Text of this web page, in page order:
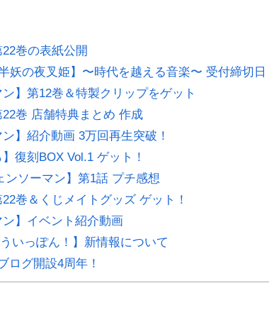
巻の表紙公開
の夜叉姫】〜時代を越える音楽〜 受付締切日
】第12巻＆特製クリップをゲット
巻 店舗特典まとめ 作成
】紹介動画 3万回再生突破！
復刻BOX Vol.1 ゲット！
ソーマン】第1話 プチ感想
巻＆くじメイトグッズ ゲット！
】イベント紹介動画
いっぽん！】新情報について
ログ開設4周年！